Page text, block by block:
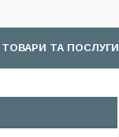
ТОВАРИ ТА ПОСЛУГИ